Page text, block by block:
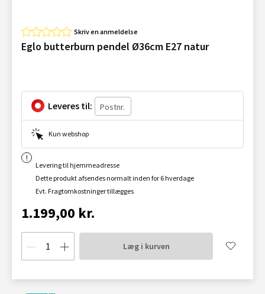
Skriv en anmeldelse
Eglo butterburn pendel Ø36cm E27 natur
Leveres til:
Kun webshop
Levering til hjemmeadresse
Dette produkt afsendes normalt inden for 6 hverdage
Evt. Fragtomkostninger tillægges
1.199,00 kr.
Læg i kurven